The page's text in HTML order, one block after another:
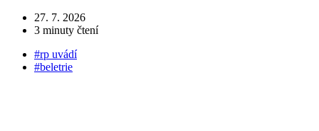
27. 7. 2026
3 minuty čtení
#rp uvádí
#beletrie